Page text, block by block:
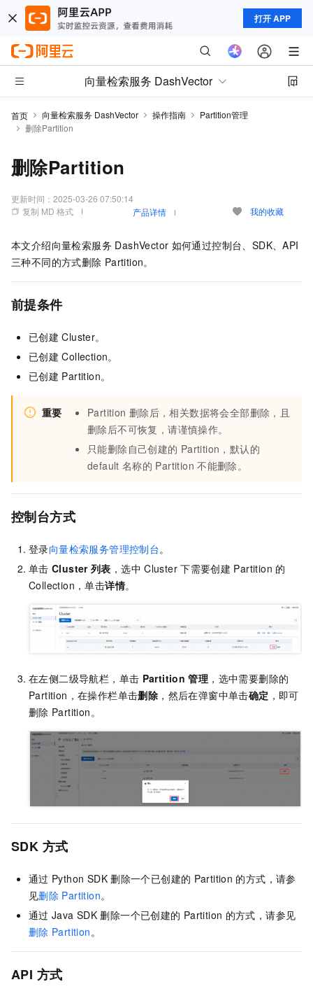
打开 APP
向量检索服务 DashVector
首页 向量检索服务 DashVector 操作指南
Partition管理
删除Partition
删除Partition
更新时间： 2025-03-26 07:50:14
复制 MD 格式
产品详情 我的收藏
本文介绍向量检索服务 DashVector 如何通过控制台、SDK、API
三种不同的方式删除 Partition。
前提条件
已创建 Cluster。
已创建 Collection。
已创建 Partition。
重要 Partition 删除后，相关数据将会全部删除，且
删除后不可恢复，请谨慎操作。
只能删除自己创建的 Partition，默认的
default 名称的 Partition 不能删除。
控制台方式
登录向量检索服务管理控制台。
单击 Cluster 列表 ，选中 Cluster 下需要创建 Partition 的
Collection，单击详情。
在左侧二级导航栏，单击 Partition 管理 ，选中需要删除的
Partition，在操作栏单击删除 ，然后在弹窗中单击确定 ，即可
删除 Partition。
SDK 方式
通过 Python SDK 删除一个已创建的 Partition 的方式，请参
见删除 Partition。
通过 Java SDK 删除一个已创建的 Partition 的方式，请参见
删除 Partition 。
API 方式